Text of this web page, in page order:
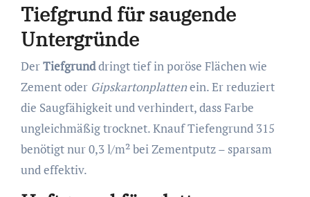
Tiefgrund für saugende
Untergründe
DerTiefgrunddringt tief in poröse Flächen wie
Zement oder Gipskartonplattenein. Er reduziert
die Saugfähigkeit und verhindert, dass Farbe
ungleichmäßig trocknet. Knauf Tiefengrund 315
benötigt nur 0,3 l/m² bei Zementputz – sparsam
und effektiv.